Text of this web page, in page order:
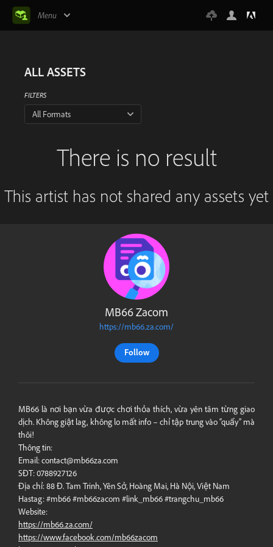
Menu
ALL ASSETS
FILTERS
All Formats
There is no result
This artist has not shared any assets yet
MB66 Zacom
https://mb66.za.com/
Follow
MB66 là nơi bạn vừa được chơi thỏa thích, vừa yên tâm từng giao
dịch. Không giật lag, không lo mất info – chỉ tập trung vào “quẩy” mà
thôi!
Thông tin:
Email:contact@mb66za.com
SĐT: 0788927126
Địa chỉ: 88 Đ. Tam Trinh, Yên Sở, Hoàng Mai, Hà Nội, Việt Nam
Hastag: #mb66 #mb66zacom #link_mb66 #trangchu_mb66
Website:
https://mb66.za.com/
https://www.facebook.com/mb66zacom